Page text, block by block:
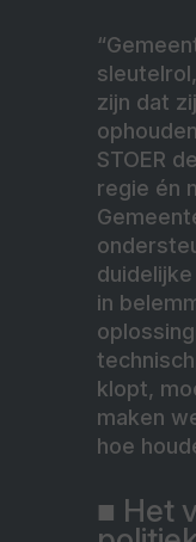
zijn dat
STOER
regie én
in
klopt,
maken
hoe
■ Het